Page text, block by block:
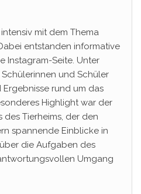
mit dem Thema
entstanden informative
Instagram-Seite. Unter
und Schüler
rund um das
Highlight war der
des Tierheims, der den
spannende Einblicke in
die Aufgaben des
Umgang